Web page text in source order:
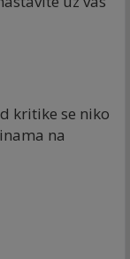
kritike se niko
na